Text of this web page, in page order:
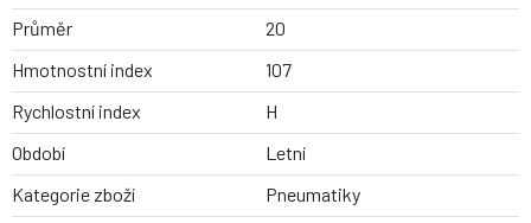
Průměr
20
Hmotnostní index
107
Rychlostní index
H
Období
Letní
Kategorie zboží
Pneumatiky